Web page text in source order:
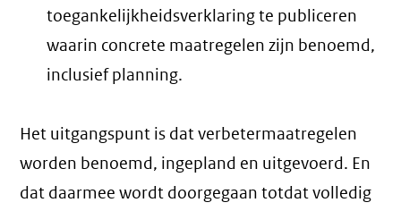
toegankelijkheidsverklaring te publiceren
waarin concrete maatregelen zijn benoemd,
inclusief planning.
Het uitgangspunt is dat verbetermaatregelen
worden benoemd, ingepland en uitgevoerd. En
dat daarmee wordt doorgegaan totdat volledig